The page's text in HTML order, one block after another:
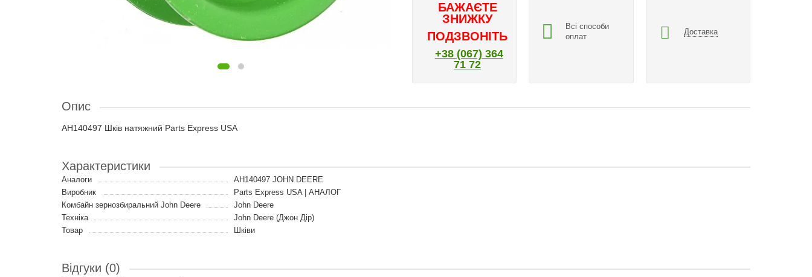
БАЖАЄТЕ
ЗНИЖКУ
ПОДЗВОНІТЬ
+38 (067) 364
71 72
Всі способи
оплат
Доставка
Опис
AH140497 Шків натяжний Parts Express USA
Характеристики
Аналоги
AH140497 JOHN DEERE
Виробник
Parts Express USA | АНАЛОГ
Комбайн зернозбиральний John Deere
John Deere
Техніка
John Deere (Джон Дір)
Товар
Шківи
Відгуки (0)